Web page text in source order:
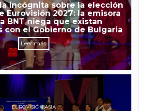
incógnita sobre la elección
Eurovisión 2027: la emisora
BNT niega que existan
con el Gobierno de Bulgaria
Leer más
EUROVISIÓN ASIA